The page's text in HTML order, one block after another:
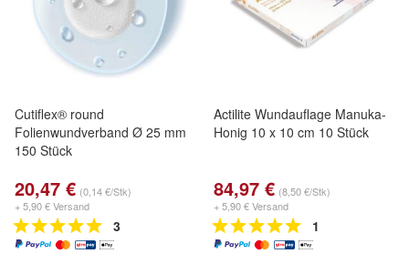
Cutiflex® round
Folienwundverband Ø 25 mm
150 Stück
20,47 € (0,14 €/Stk)
+ 5,90 € Versand
3
Actilite Wundauflage Manuka-
Honig 10 x 10 cm 10 Stück
84,97 € (8,50 €/Stk)
+ 5,90 € Versand
1